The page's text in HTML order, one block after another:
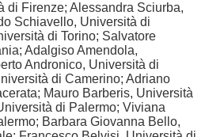
di Firenze; Alessandra Sciurba,
Schiavello, Università di
di Torino; Salvatore
Adalgiso Amendola,
Andronico, Università di
di Camerino; Adriano
Mauro Barberis, Università
di Palermo; Viviana
Barbara Giovanna Bello,